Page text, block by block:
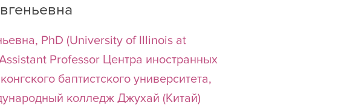
PhD (University of Illinois at
Professor Центра иностранных
баптистского университета,
колледж Джухай (Китай)